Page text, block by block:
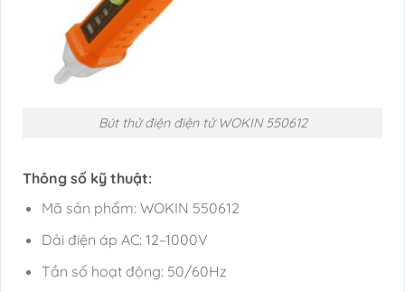
Bút thử điện điện tử WOKIN 550612
Thông số kỹ thuật:
Mã sản phẩm: WOKIN 550612
Dải điện áp AC: 12–1000V
Tần số hoạt động: 50/60Hz